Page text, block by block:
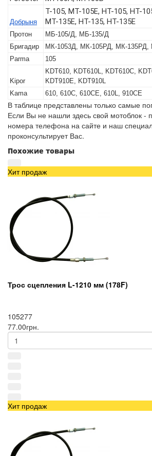
Добрыня
T-105, МТ-105Е, НТ-105, НТ-
МТ-135Е, НТ-135, НТ-135Е
Протон
МБ-105/Д, МБ-135/Д
Бригадир
МК-1053Д, МК-105РД, МК-135РД,
Parma
105
Kipor
KDT610, KDT610L, KDT610C,
KDT910E, KDT910L
Kama
610, 610C, 610CE, 610L, 910CE
В таблице представлены только самые
Если Вы не нашли здесь свой мотоблок -
номера телефона на сайте и наш
проконсультирует Вас.
Похожие товары
Хит продаж
Трос сцепления L-1210 мм (178F)
105277
77.00грн.
Хит продаж